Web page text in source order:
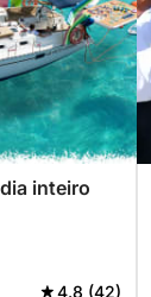
inteiro
4.8 (42)